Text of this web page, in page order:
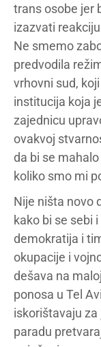
trans osobe jer
izazvati
Ne smemo
predvodila
vrhovni sud,
institucija koja
zajednicu
ovakvoj
da bi se
koliko smo mi
Nije ništa novo
kako bi se sebi
demokratija i
okupacije i
dešava na
ponosa u Tel
iskorištavaju za
paradu